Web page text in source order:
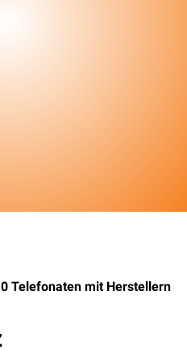
Telefonaten mit Herstellern